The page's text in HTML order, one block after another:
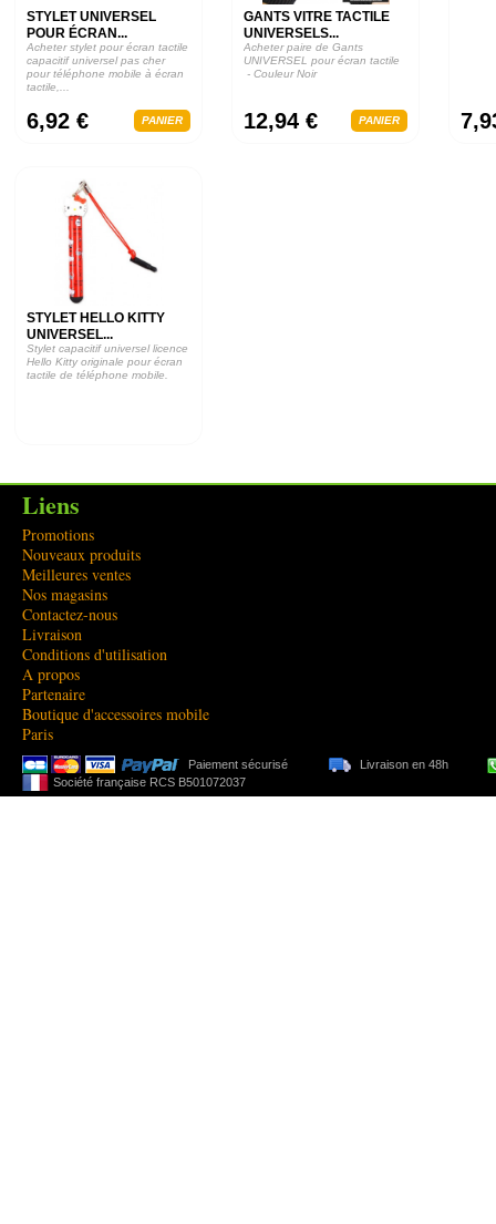
STYLET UNIVERSEL
POUR ÉCRAN...
Acheter stylet pour écran tactile
capacitif universel pas cher
pour téléphone mobile à écran
tactile,...
6,92 € PANIER
GANTS VITRE TACTILE
UNIVERSELS...
Acheter paire de Gants
UNIVERSEL pour écran tactile
- Couleur Noir
12,94 € PANIER
STYLET HELLO KITTY
UNIVERSEL...
Stylet capacitif universel licence
Hello Kitty originale pour écran
tactile de téléphone mobile.
Liens
Promotions
Nouveaux produits
Meilleures ventes
Nos magasins
Contactez-nous
Livraison
Conditions d'utilisation
A propos
Partenaire
Boutique d'accessoires mobile
Paris
Paiement sécurisé
Livraison en 48h
Société française RCS B501072037